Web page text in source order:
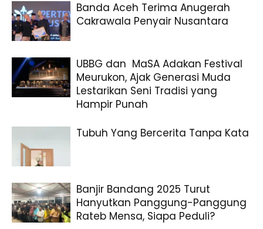
Banda Aceh Terima Anugerah
Cakrawala Penyair Nusantara
UBBG dan MaSA Adakan Festival
Meurukon, Ajak Generasi Muda
Lestarikan Seni Tradisi yang
Hampir Punah
Tubuh Yang Bercerita Tanpa Kata
Banjir Bandang 2025 Turut
Hanyutkan Panggung-Panggung
Rateb Mensa, Siapa Peduli?